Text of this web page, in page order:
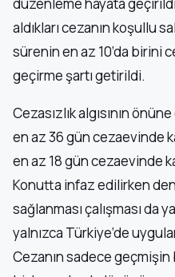
aldıkları cezanın koşullu
sürenin en az 10’da birini
geçirme şartı getirildi.
Cezasızlık algısının
en az 36 gün cezaevinde
en az 18 gün cezaevinde
Konutta infaz edilirken
sağlanması çalışması da
yalnızca Türkiye’de
Cezanın sadece